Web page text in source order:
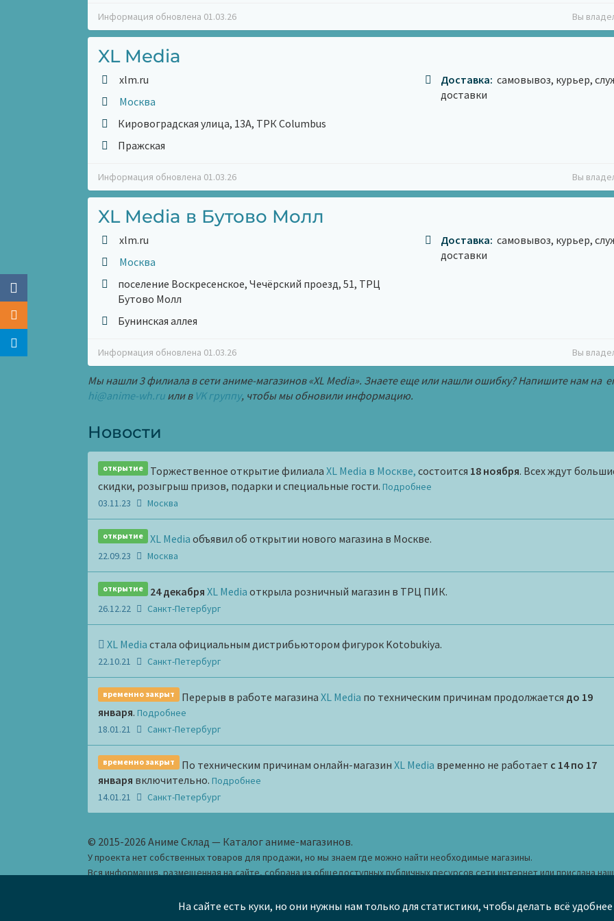
Информация обновлена 01.03.26 Вы
XL Media
xlm.ru
Москва
Кировоградская улица, 13А, ТРК Columbus
Пражская
Доставка: самовывоз, курьер,
доставки
Информация обновлена 01.03.26 Вы
XL Media в Бутово Молл
xlm.ru
Москва
поселение Воскресенское, Чечёрский проезд, 51, ТРЦ
Бутово Молл
Бунинская аллея
Доставка: самовывоз, курьер,
доставки
Информация обновлена 01.03.26 Вы
Мы нашли 3 филиала в сети аниме-магазинов «XL Media». Знаете еще или нашли ошибку? Напишите нам на
hi@anime-wh.ru или в VK группу, чтобы мы обновили информацию.
Новости
открытие Торжественное открытие филиалаXL Media в Москве, состоится 18 ноября. Всех ждут
скидки, розыгрыш призов, подарки и специальные гости. Подробнее
03.11.23
Москва
открытие XL Media объявил об открытии нового магазина в Москве.
22.09.23 Москва
открытие 24 декабря XL Media открыла розничный магазин в ТРЦ ПИК.
26.12.22 Санкт-Петербург
XL Media стала официальным дистрибьютором фигурок Kotobukiya.
22.10.21 Санкт-Петербург
временно закрыт Перерыв в работе магазинаXL Media по техническим причинам продолжается до 19
января. Подробнее
18.01.21
Санкт-Петербург
временно закрыт По техническим причинам онлайн-магазинXL Media временно не работает с 14 по 17
января включительно. Подробнее
14.01.21
Санкт-Петербург
© 2015-2026 Аниме Склад — Каталог аниме-магазинов.
У проекта нет собственных товаров для продажи, но мы знаем где можно найти необходимые магазины.
Вся информация, размещенная на сайте, собрана из общедоступных публичных ресурсов сети интернет или прислана
Как добавить магазин в каталог Черный список Правила сайта Карта
На сайте есть куки, но они нужны нам только для статистики, чтобы делать всё удобнее